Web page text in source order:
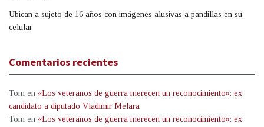
Ubican a sujeto de 16 años con imágenes alusivas a pandillas en su
celular
Comentarios recientes
Tom en «Los veteranos de guerra merecen un reconocimiento»: ex
candidato a diputado Vladimir Melara
Tom en «Los veteranos de guerra merecen un reconocimiento»: ex